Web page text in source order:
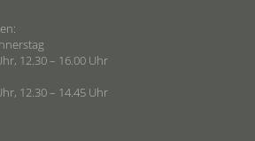
12.30 – 16.00 Uhr
12.30 – 14.45 Uhr